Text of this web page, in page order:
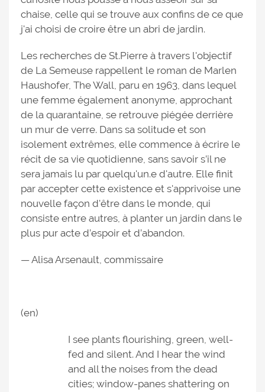
chaise, celle qui se trouve aux confins de ce que
j'ai choisi de croire être un abri de jardin.
Les recherches de St.Pierre à travers l'objectif
de La Semeuse rappellent le roman de Marlen
Haushofer, The Wall, paru en 1963, dans lequel
une femme également anonyme, approchant
de la quarantaine, se retrouve piégée derrière
un mur de verre. Dans sa solitude et son
isolement extrêmes, elle commence à écrire le
récit de sa vie quotidienne, sans savoir s’il ne
sera jamais lu par quelqu'un.e d'autre. Elle finit
par accepter cette existence et s'apprivoise une
nouvelle façon d'être dans le monde, qui
consiste entre autres, à planter un jardin dans le
plus pur acte d’espoir et d’abandon.
— Alisa Arsenault, commissaire
(en)
I see plants flourishing, green, well-
fed and silent. And I hear the wind
and all the noises from the dead
cities; window-panes shattering on